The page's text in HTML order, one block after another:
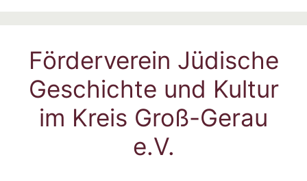
Förderverein Jüdische
Geschichte und Kultur
im Kreis Groß-Gerau
e.V.